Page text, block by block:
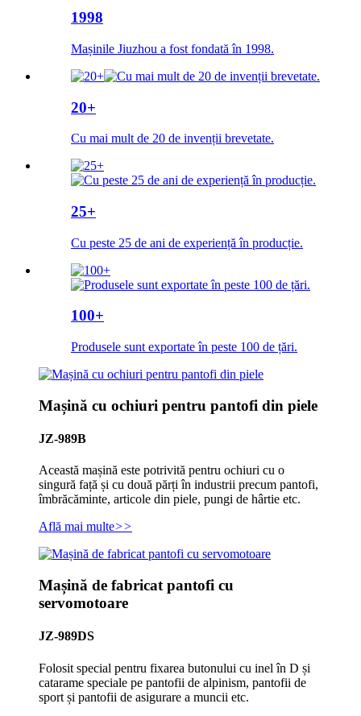
1998
Mașinile Jiuzhou a fost fondată în 1998.
20+
Cu mai mult de 20 de invenții brevetate.
25+
Cu peste 25 de ani de experiență în producție.
100+
Produsele sunt exportate în peste 100 de țări.
Mașină cu ochiuri pentru pantofi din piele
JZ-989B
Această mașină este potrivită pentru ochiuri cu o
singură față și cu două părți în industrii precum pantofi,
îmbrăcăminte, articole din piele, pungi de hârtie etc.
Află mai multe>>
Mașină de fabricat pantofi cu
servomotoare
JZ-989DS
Folosit special pentru fixarea butonului cu inel în D și
catarame speciale pe pantofii de alpinism, pantofii de
sport și pantofii de asigurare a muncii etc.